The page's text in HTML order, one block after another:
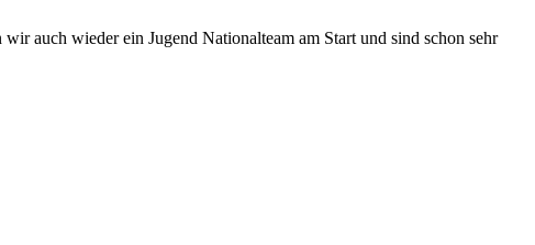
auch wieder ein Jugend Nationalteam am Start und sind schon sehr